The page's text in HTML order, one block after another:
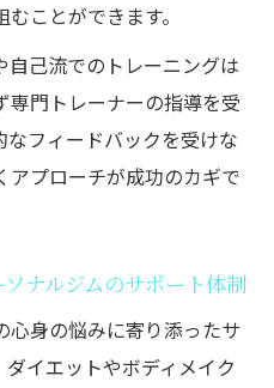
ことができます。
己流でのトレーニングは
専門トレーナーの指導を受
フィードバックを受けな
プローチが成功のカギで
ナルジムのサポート体制
心身の悩みに寄り添ったサ
イエットやボディメイク